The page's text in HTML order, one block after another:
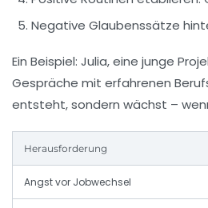
Negative Glaubenssätze
Ein Beispiel: Julia, eine junge
Gespräche mit erfahrenen
entsteht, sondern wächst –
Herausforderung
Angst vor Jobwechsel